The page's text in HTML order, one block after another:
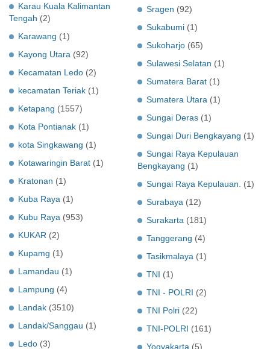
Karau Kuala Kalimantan
Tengah (2)
Karawang (1)
Kayong Utara (92)
Kecamatan Ledo (2)
kecamatan Teriak (1)
Ketapang (1557)
Kota Pontianak (1)
kota Singkawang (1)
Kotawaringin Barat (1)
Kratonan (1)
Kuba Raya (1)
Kubu Raya (953)
KUKAR (2)
Kupamg (1)
Lamandau (1)
Lampung (4)
Landak (3510)
Landak/Sanggau (1)
Ledo (3)
Sragen (92)
Sukabumi (1)
Sukoharjo (65)
Sulawesi Selatan (1)
Sumatera Barat (1)
Sumatera Utara (1)
Sungai Deras (1)
Sungai Duri Bengkayang (1)
Sungai Raya Kepulauan
Bengkayang (1)
Sungai Raya Kepulauan.
(1)
Surabaya (12)
Surakarta (181)
Tanggerang (4)
Tasikmalaya (1)
TNI (1)
TNI - POLRI (2)
TNI Polri (22)
TNI-POLRI (161)
Yogyakarta (5)